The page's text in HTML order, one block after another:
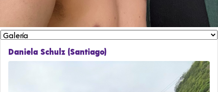
Daniela Schulz (Santiago)